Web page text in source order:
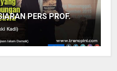
PERS PROF.